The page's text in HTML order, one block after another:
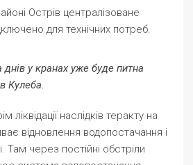
Острів централізоване
для технічних потреб.
днів у кранах уже буде питна
Кулеба.
ліквідації наслідків теракту на
відновлення водопостачання і
Там через постійні обстріли